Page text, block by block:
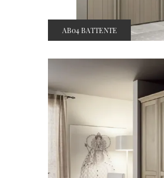
AB04 BATTENTE